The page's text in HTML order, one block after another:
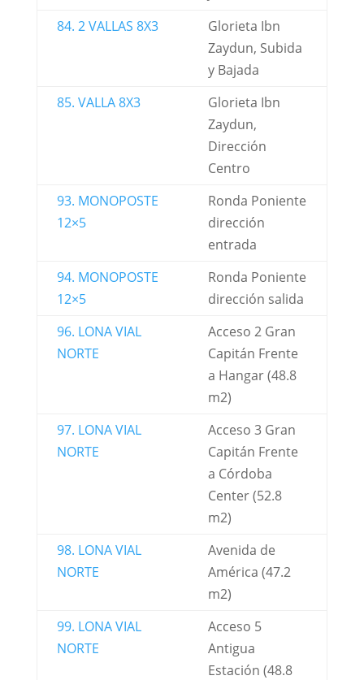
84. 2 VALLAS 8X3
Glorieta Ibn
Zaydun, Subida
y Bajada
85. VALLA 8X3
Glorieta Ibn
Zaydun,
Dirección
Centro
93. MONOPOSTE
12×5
Ronda Poniente
dirección
entrada
94. MONOPOSTE
12×5
Ronda Poniente
dirección salida
96. LONA VIAL
NORTE
Acceso 2 Gran
Capitán Frente
a Hangar (48.8
m2)
97. LONA VIAL
NORTE
Acceso 3 Gran
Capitán Frente
a Córdoba
Center (52.8
m2)
98. LONA VIAL
NORTE
Avenida de
América (47.2
m2)
99. LONA VIAL
NORTE
Acceso 5
Antigua
Estación (48.8